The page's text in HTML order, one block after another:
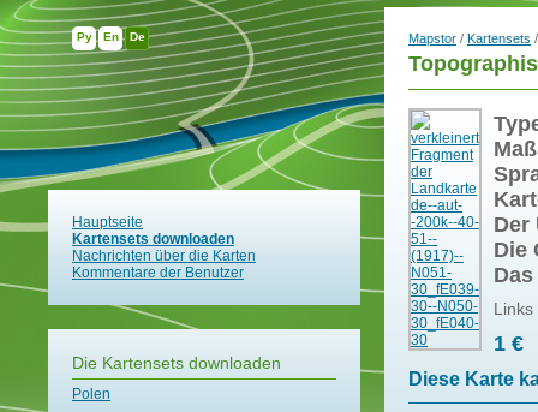
Ру En De
Hauptseite
Kartensets downloaden
Nachrichten über die Karten
Kommentare der Benutzer
Die Kartensets downloaden
Polen
Mapstor / Kartensets
Der
Die
1 €
Diese Karte